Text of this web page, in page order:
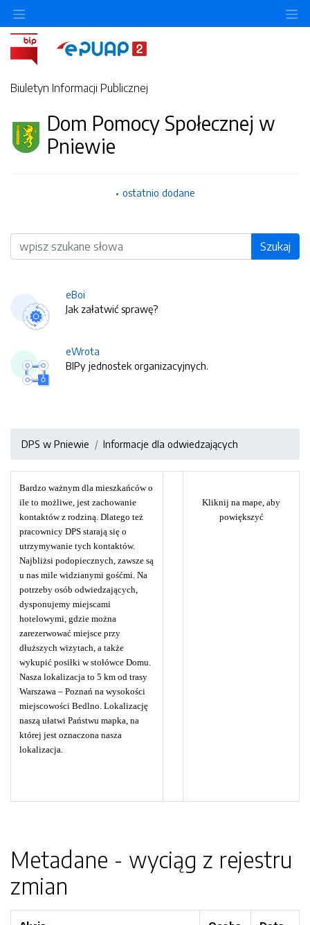
Biuletyn Informacji Publicznej
Dom Pomocy Społecznej w
Pniewie
ostatnio dodane
Wyszukiwarka Szukaj
eBoi
Jak załatwić sprawę?
eWrota
BIPy jednostek organizacyjnych.
DPS w Pniewie Informacje dla odwiedzających
Bardzo ważnym dla mieszkańców o
ile to możliwe, jest zachowanie
kontaktów z rodziną. Dlatego też
pracownicy DPS starają się o
utrzymywanie tych kontaktów.
Najbliżsi podopiecznych, zawsze są
u nas mile widzianymi gośćmi. Na
potrzeby osób odwiedzających,
dysponujemy miejscami
hotelowymi, gdzie można
zarezerwować miejsce przy
dłuższych wizytach, a także
wykupić posiłki w stołówce Domu.
Nasza lokalizacja to 5 km od trasy
Warszawa – Poznań na wysokości
miejscowości Bedlno. Lokalizację
naszą ułatwi Państwu mapka, na
której jest oznaczona nasza
lokalizacja.
Kliknij na mape, aby
powiększyć
Metadane - wyciąg z rejestru
zmian